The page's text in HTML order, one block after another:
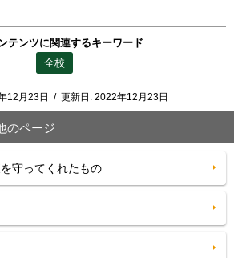
テンツに関連するキーワード
全校
12月23日 / 更新日: 2022年12月23日
のページ
守ってくれたもの